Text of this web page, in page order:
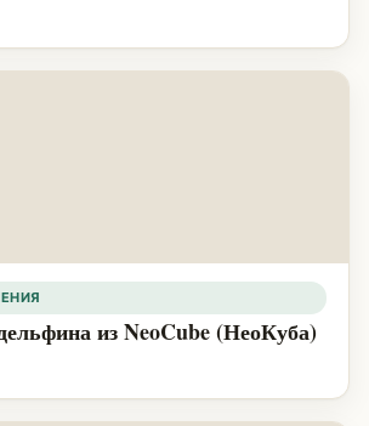
из NeoCube (НеоКуба)